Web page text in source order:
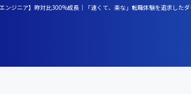
ンジニア】昨対比300%成長｜「速くて、楽な」転職体験を追求